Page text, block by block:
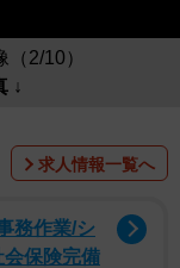
2/10）
↓
求人情報一覧へ
務作業/シ
会保険完備